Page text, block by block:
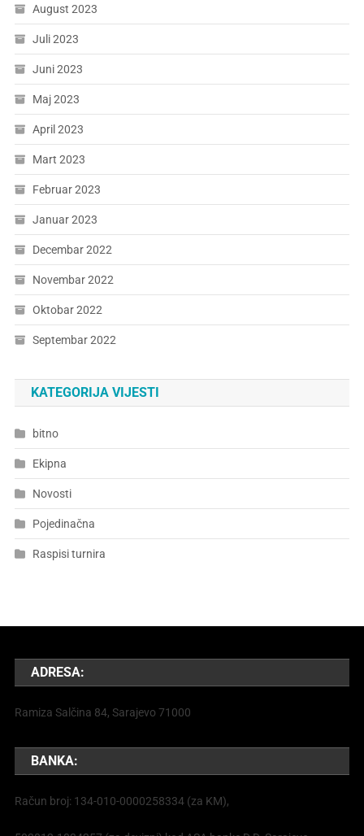
August 2023
Juli 2023
Juni 2023
Maj 2023
April 2023
Mart 2023
Februar 2023
Januar 2023
Decembar 2022
Novembar 2022
Oktobar 2022
Septembar 2022
KATEGORIJA VIJESTI
bitno
Ekipna
Novosti
Pojedinačna
Raspisi turnira
ADRESA:
Ramiza Salčina 84, Sarajevo 71000
BANKA:
Račun broj: 134-010-0000258334 (za KM),